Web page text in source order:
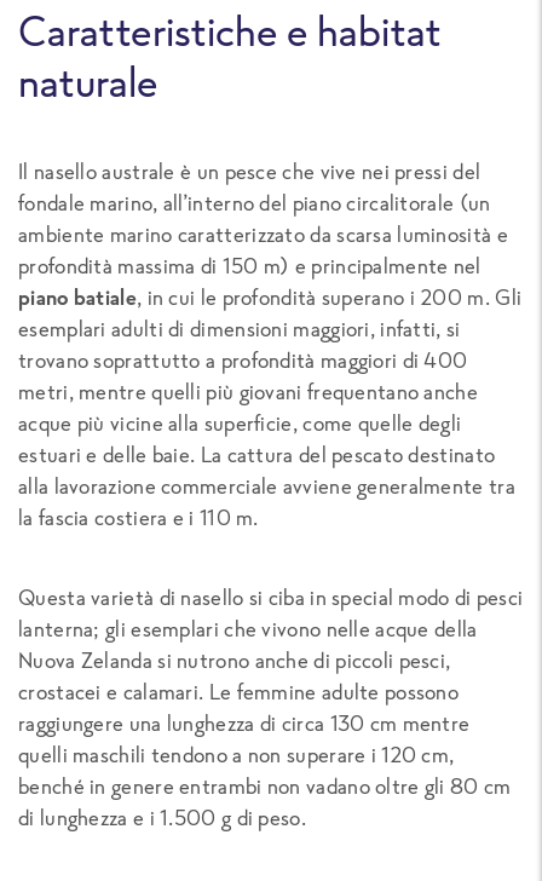
Caratteristiche e habitat
naturale
Il nasello australe è un pesce che vive nei pressi del
fondale marino, all’interno del piano circalitorale (un
ambiente marino caratterizzato da scarsa luminosità e
profondità massima di 150 m) e principalmente nel
piano batiale, in cui le profondità superano i 200 m. Gli
esemplari adulti di dimensioni maggiori, infatti, si
trovano soprattutto a profondità maggiori di 400
metri, mentre quelli più giovani frequentano anche
acque più vicine alla superficie, come quelle degli
estuari e delle baie. La cattura del pescato destinato
alla lavorazione commerciale avviene generalmente tra
la fascia costiera e i 110 m.
Questa varietà di nasello si ciba in special modo di pesci
lanterna; gli esemplari che vivono nelle acque della
Nuova Zelanda si nutrono anche di piccoli pesci,
crostacei e calamari. Le femmine adulte possono
raggiungere una lunghezza di circa 130 cm mentre
quelli maschili tendono a non superare i 120 cm,
benché in genere entrambi non vadano oltre gli 80 cm
di lunghezza e i 1.500 g di peso.